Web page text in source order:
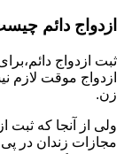
ازدواج دائم
ثبت ازدواج
ازدواج موقت لازم
زن.
ولی از آنجا که ثبت
مجازات زندان در